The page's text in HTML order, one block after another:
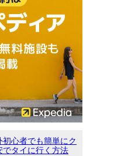
初心者でも簡単にク
でタイに行く方法